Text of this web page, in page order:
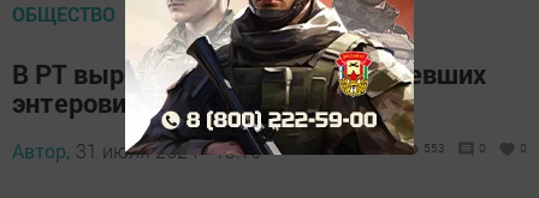
ОБЩЕСТВО
В РТ выросло количество заболевших
энтеровирусной инфекцией
Автор, 31 июля 2024 - 13:16 553 0 0